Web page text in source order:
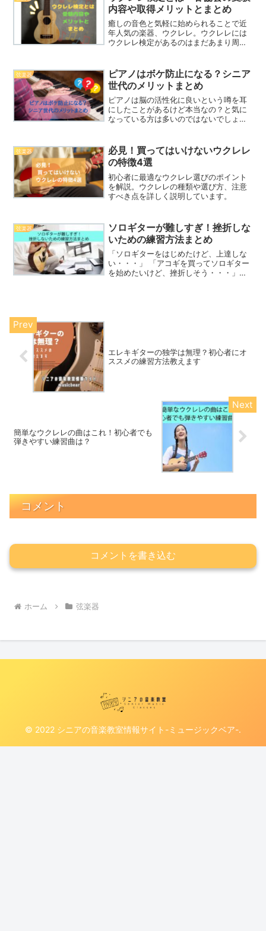
ださいね。
内容や取得メリットとまとめ
癒しの音色と気軽に始められることで近
年人気の楽器、ウクレレ。ウクレレには
ウクレレ検定があるのはまだあまり周知
過程の中で上達はもちろんのこと、ウク
レレのたくさんの魅力に気づくことがが
できるでしょう。
弦楽器
ピアノはボケ防止になる？シニア
世代のメリットまとめ
ピアノは脳の活性化に良いという噂を耳
にしたことがあるけど本当なの？と気に
なっている方は多いのではないでしょう
してみたいですよね。先に結論を言いま
すと、ピアノは脳の活性化に...
弦楽器
必見！買ってはいけないウクレレ
の特徴4選
初心者に最適なウクレレ選びのポイント
を解説。ウクレレの種類や選び方、注意
すべき点を詳しく説明しています。
弦楽器
ソロギターが難しすぎ！挫折しな
いための練習方法まとめ
「ソロギターをはじめたけど、上達しな
い・・・」 「アコギを買ってソロギター
を始めたいけど、挫折しそう・・・」こ
エレキギターの独学は無理？初心者にオ
ススメの練習方法教えます
簡単なウクレレの曲はこれ！初心者でも
弾きやすい練習曲は？
コメント
コメントを書き込む
ホーム 弦楽器
© 2022 シニアの音楽教室情報サイト-ミュージックベア-.